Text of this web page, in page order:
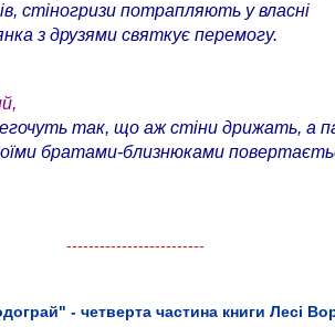
стіногризи потрапляють у власні
з друзями святкує перемогу.
так, що аж стіни дрижать, а
братами-близнюками
-------------------------
- четверта частина книги Лесі